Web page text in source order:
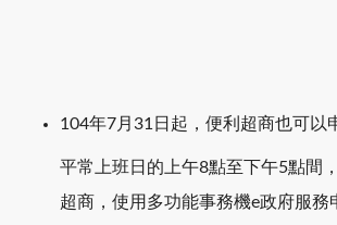
104年7月31日起，便利超商也可以
平常上班日的上午8點至下午5點間
超商，使用多功能事務機e政府服務